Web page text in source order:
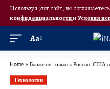
Используя этот сайт, вы
конфиденциальностииУсловия
Аа
Home » Ближе не только к России. США
Технологии